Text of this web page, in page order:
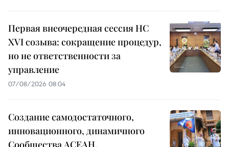
Первая внеочередная сессия НС
XVI созыва: сокращение процедур,
но не ответственности за
управление
07/08/2026 08:04
Создание самодостаточного,
инновационного, динамичного
Сообщества АСЕАН,